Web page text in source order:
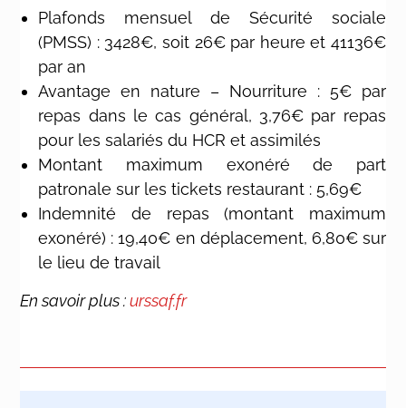
Plafonds mensuel de Sécurité sociale
(PMSS) : 3428€, soit 26€ par heure et 41136€
par an
Avantage en nature – Nourriture : 5€ par
repas dans le cas général, 3,76€ par repas
pour les salariés du HCR et assimilés
Montant maximum exonéré de part
patronale sur les tickets restaurant : 5,69€
Indemnité de repas (montant maximum
exonéré) : 19,40€ en déplacement, 6,80€ sur
le lieu de travail
En savoir plus :urssaf.fr